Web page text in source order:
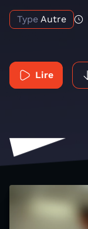
Type Autre
Lire